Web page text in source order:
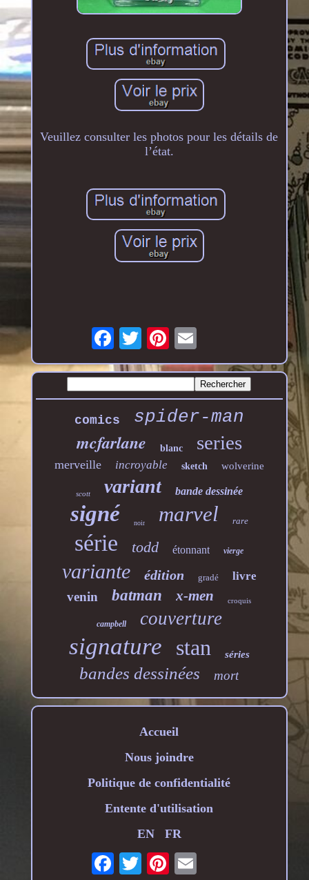
Veuillez consulter les photos pour les détails de
l’état.
comics spider-man
mcfarlane blanc series
merveille incroyable sketch wolverine
scott variant bande dessinée
signé noir marvel rare
série todd étonnant vierge
variante édition gradé livre
venin batman x-men croquis
campbell couverture
signature stan séries
bandes dessinées mort
Accueil
Nous joindre
Politique de confidentialité
Entente d'utilisation
EN
FR